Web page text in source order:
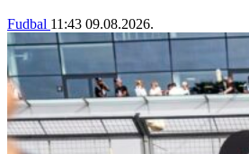
Fudbal 11:43 09.08.2026.